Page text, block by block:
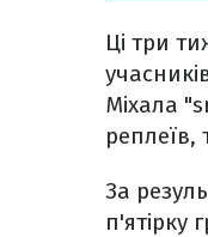
Ці три
Міхала
реплеїв,
За
п'ятірку